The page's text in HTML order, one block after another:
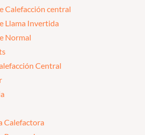
Calefacción central
Llama Invertida
Normal
Central
Calefactora